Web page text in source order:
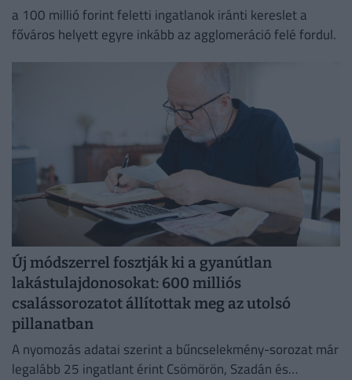
a 100 millió forint feletti ingatlanok iránti kereslet a
főváros helyett egyre inkább az agglomeráció felé fordul.
Új módszerrel fosztják ki a gyanútlan
lakástulajdonosokat: 600 milliós
csalássorozatot állítottak meg az utolsó
pillanatban
A nyomozás adatai szerint a bűncselekmény-sorozat már
legalább 25 ingatlant érint Csömörön, Szadán és